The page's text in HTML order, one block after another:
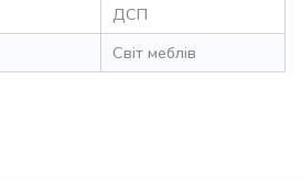
ДСП
Світ меблів